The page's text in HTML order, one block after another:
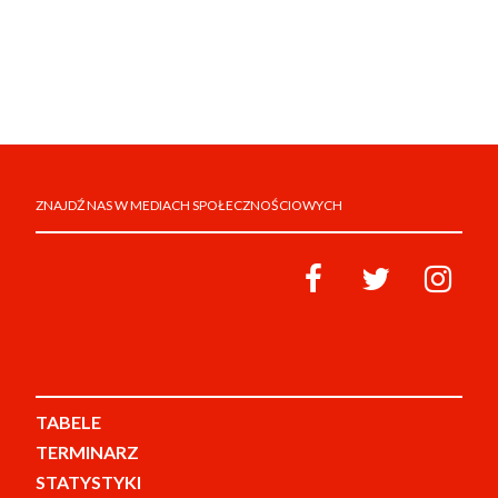
ZNAJDŹ NAS W MEDIACH SPOŁECZNOŚCIOWYCH
TABELE
TERMINARZ
STATYSTYKI